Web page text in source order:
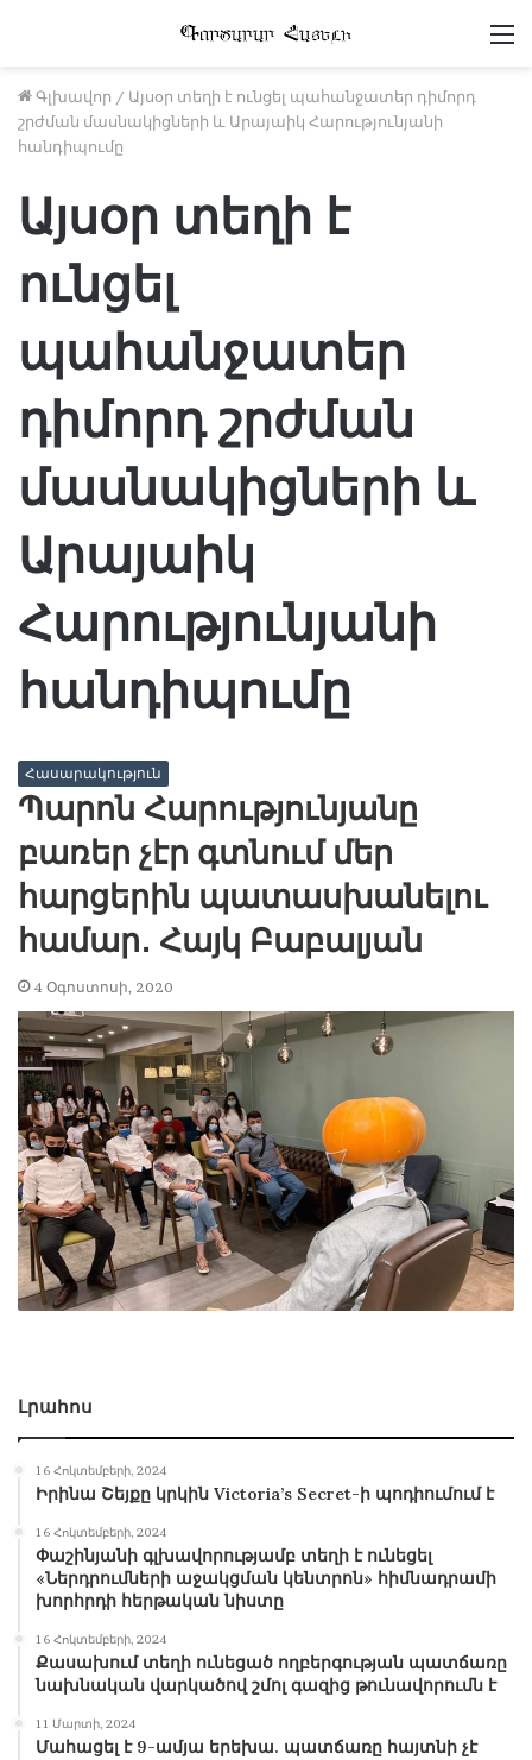
Գլխավոր / Այսօր տեղի է ունցել պահանջատեր դիմորդ
շրժման մասնակիցների և Արայաիկ Հարությունյանի
հանդիպումը
Այսօր տեղի է
ունցել
պահանջատեր
դիմորդ շրժման
մասնակիցների և
Արայաիկ
Հարությունյանի
հանդիպումը
Հասարակություն
Պարոն Հարությունյանը
բառեր չէր գտնում մեր
հարցերին պատասխանելու
համար․ Հայկ Բաբալյան
4 Օգոստոսի, 2020
Լրահոս
16 Հոկտեմբերի, 2024
Իրինա Շեյքը կրկին Victoria’s Secret-ի պոդիումում է
16 Հոկտեմբերի, 2024
Փաշինյանի գլխավորությամբ տեղի է ունեցել
«Ներդրումների աջակցման կենտրոն» հիմնադրամի
խորհրդի հերթական նիստը
16 Հոկտեմբերի, 2024
Քասախում տեղի ունեցած ողբերգության պատճառը
նախնական վարկածով շմոլ գազից թունավորումն է
11 Մարտի, 2024
Մահացել է 9-ամյա երեխա. պատճառը հայտնի չէ